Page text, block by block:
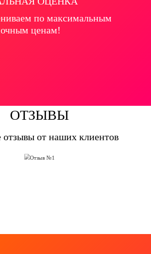
по максимальным
ценам!
ОТЗЫВЫ
отзывы от наших клиентов